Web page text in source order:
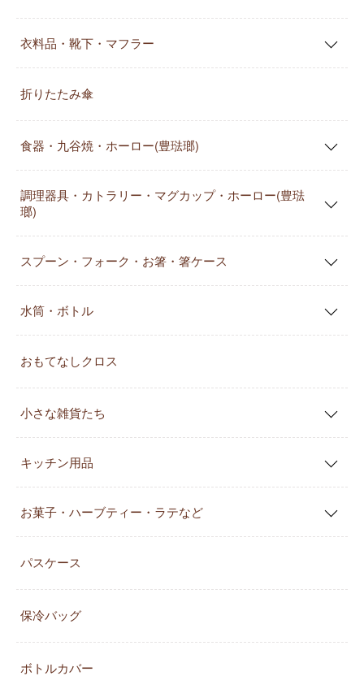
衣料品・靴下・マフラー
折りたたみ傘
食器・九谷焼・ホーロー(豊琺瑯)
調理器具・カトラリー・マグカップ・ホーロー(豊琺
瑯)
スプーン・フォーク・お箸・箸ケース
水筒・ボトル
おもてなしクロス
小さな雑貨たち
キッチン用品
お菓子・ハーブティー・ラテなど
パスケース
保冷バッグ
ボトルカバー